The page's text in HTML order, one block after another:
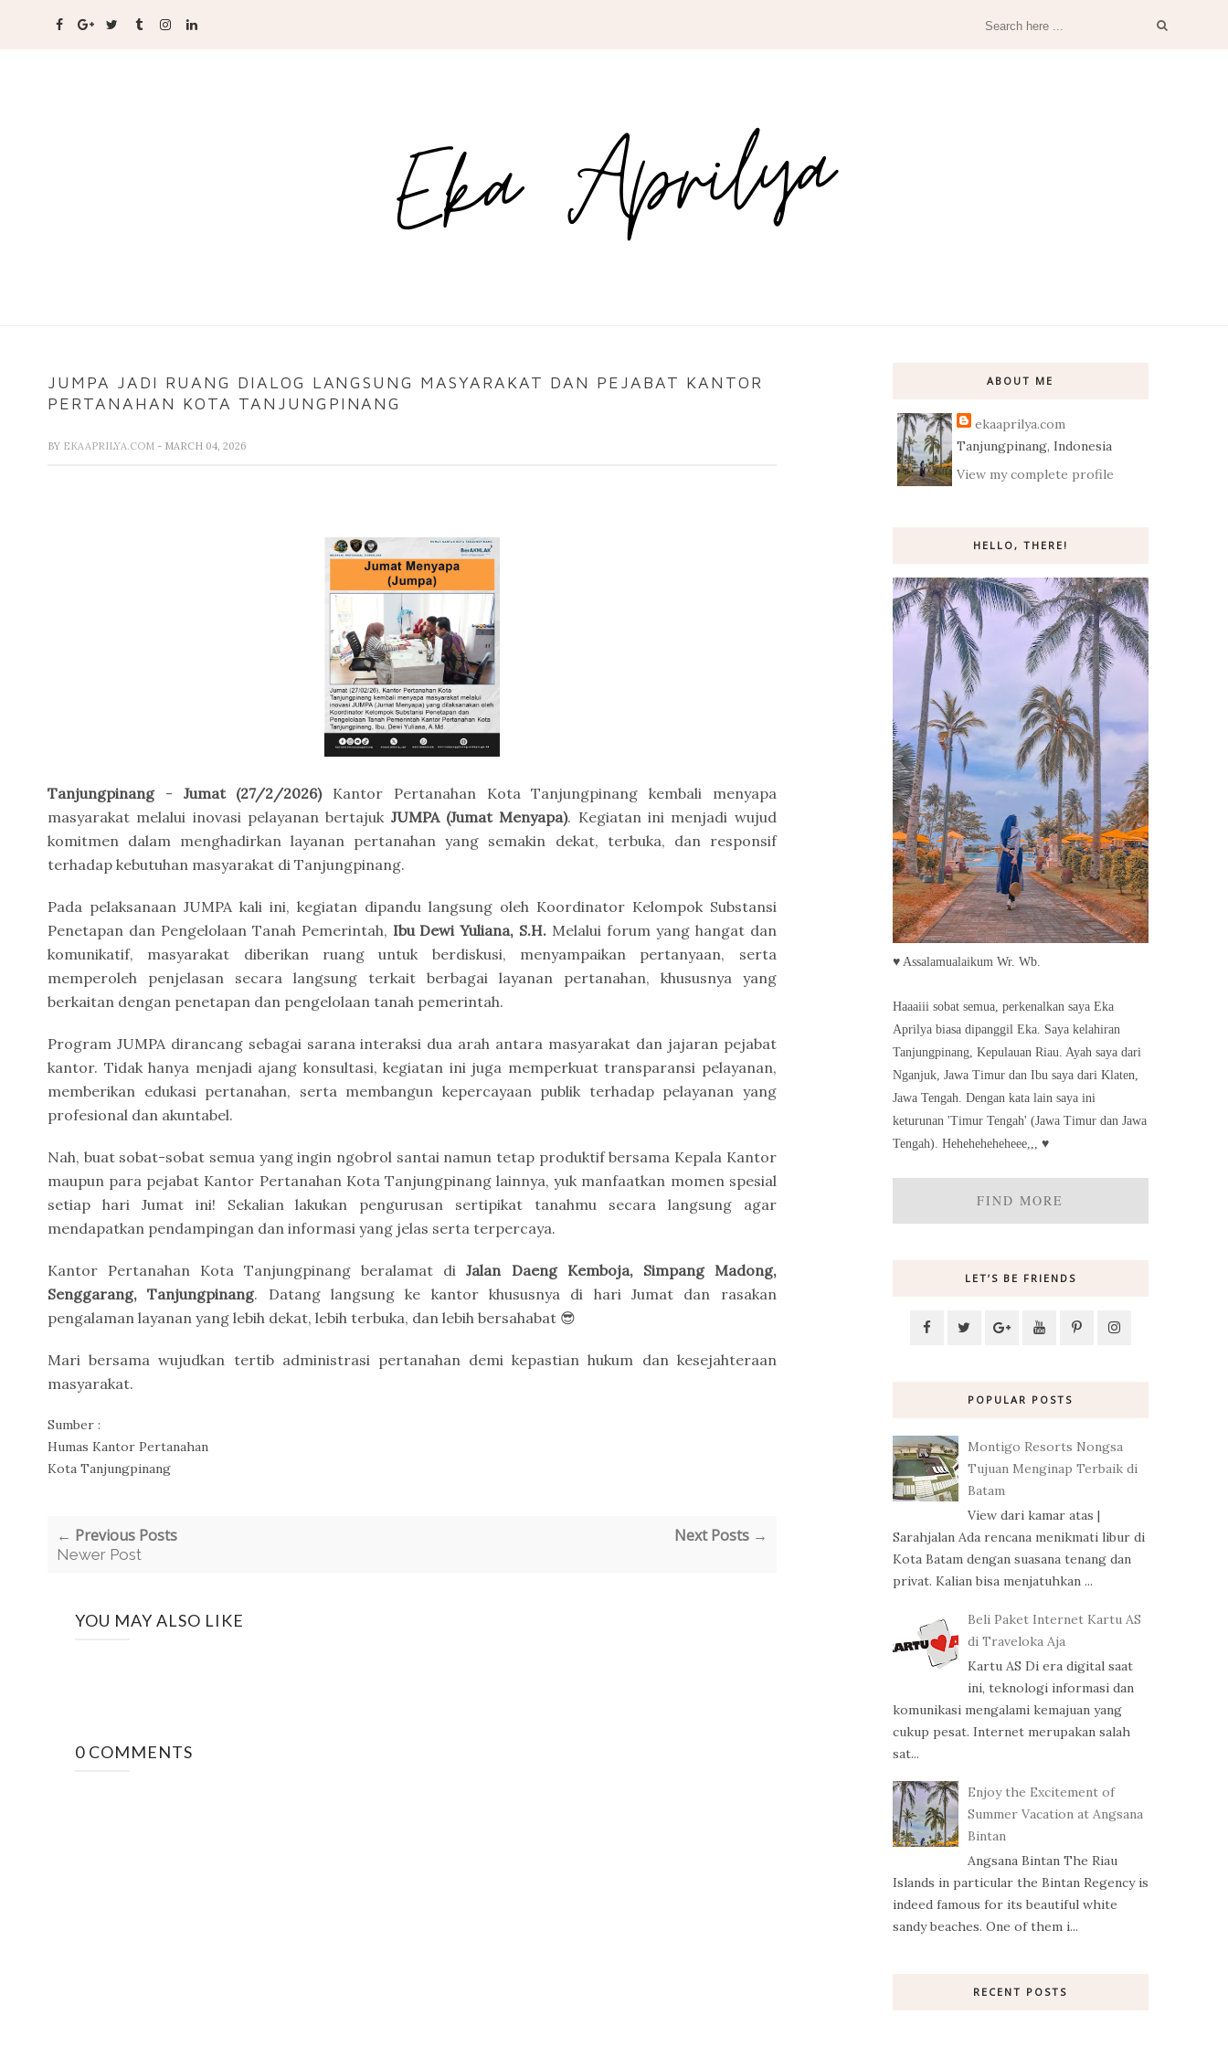
JUMPA JADI RUANG DIALOG LANGSUNG MASYARAKAT DAN PEJABAT KANTOR
PERTANAHAN KOTA TANJUNGPINANG
BY EKAAPRILYA.COM - MARCH 04, 2026
Tanjungpinang- Jumat (27/2/2026) Kantor Pertanahan Kota Tanjungpinang kembali menyapa
masyarakat melalui inovasi pelayanan bertajuk JUMPA (Jumat Menyapa). Kegiatan ini menjadi wujud
komitmen dalam menghadirkan layanan pertanahan yang semakin dekat, terbuka, dan responsif
terhadap kebutuhan masyarakat di Tanjungpinang.
Pada pelaksanaan JUMPA kali ini, kegiatan dipandu langsung oleh Koordinator Kelompok Substansi
Penetapan dan Pengelolaan Tanah Pemerintah, Ibu Dewi Yuliana, S.H. Melalui forum yang hangat dan
komunikatif, masyarakat diberikan ruang untuk berdiskusi, menyampaikan pertanyaan, serta
memperoleh penjelasan secara langsung terkait berbagai layanan pertanahan, khususnya yang
berkaitan dengan penetapan dan pengelolaan tanah pemerintah.
Program JUMPA dirancang sebagai sarana interaksi dua arah antara masyarakat dan jajaran pejabat
kantor. Tidak hanya menjadi ajang konsultasi, kegiatan ini juga memperkuat transparansi pelayanan,
memberikan edukasi pertanahan, serta membangun kepercayaan publik terhadap pelayanan yang
profesional dan akuntabel.
Nah, buat sobat-sobat semua yang ingin ngobrol santai namun tetap produktif bersama Kepala Kantor
maupun para pejabat Kantor Pertanahan Kota Tanjungpinang lainnya, yuk manfaatkan momen spesial
setiap hari Jumat ini! Sekalian lakukan pengurusan sertipikat tanahmu secara langsung agar
mendapatkan pendampingan dan informasi yang jelas serta terpercaya.
Kantor Pertanahan Kota Tanjungpinang beralamat diJalan Daeng Kemboja, Simpang Madong,
Senggarang, Tanjungpinang. Datang langsung ke kantor khususnya di hari Jumat dan rasakan
pengalaman layanan yang lebih dekat, lebih terbuka, dan lebih bersahabat 😎
Mari bersama wujudkan tertib administrasi pertanahan demi kepastian hukum dan kesejahteraan
masyarakat.
Sumber :
Humas Kantor Pertanahan
Kota Tanjungpinang
← Previous Posts
Newer Post
Next Posts →
YOU MAY ALSO LIKE
0 COMMENTS
ABOUT ME
ekaaprilya.com
Tanjungpinang, Indonesia
View my complete profile
HELLO, THERE!
♥ Assalamualaikum Wr. Wb.
Haaaiii sobat semua, perkenalkan saya Eka
Aprilya biasa dipanggil Eka. Saya kelahiran
Tanjungpinang, Kepulauan Riau. Ayah saya dari
Nganjuk, Jawa Timur dan Ibu saya dari Klaten,
Jawa Tengah. Dengan kata lain saya ini
keturunan 'Timur Tengah' (Jawa Timur dan Jawa
Tengah). Heheheheheheee,,, ♥
FIND MORE
LET’S BE FRIENDS
POPULAR POSTS
Montigo Resorts Nongsa
Tujuan Menginap Terbaik di
Batam
View dari kamar atas |
Sarahjalan Ada rencana menikmati libur di
Kota Batam dengan suasana tenang dan
privat. Kalian bisa menjatuhkan ...
Beli Paket Internet Kartu AS
di Traveloka Aja
Kartu AS Di era digital saat
ini, teknologi informasi dan
komunikasi mengalami kemajuan yang
cukup pesat. Internet merupakan salah
sat...
Enjoy the Excitement of
Summer Vacation at Angsana
Bintan
Angsana Bintan The Riau
Islands in particular the Bintan Regency is
indeed famous for its beautiful white
sandy beaches. One of them i...
RECENT POSTS